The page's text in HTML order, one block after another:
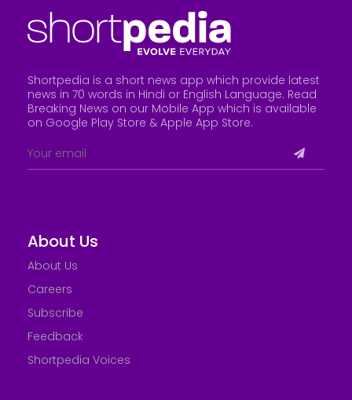
Shortpedia is a short news app which provide latest
news in 70 words in Hindi or English Language. Read
Breaking News on our Mobile App which is available
on Google Play Store & Apple App Store.
About Us
About Us
Careers
Subscribe
Feedback
Shortpedia Voices